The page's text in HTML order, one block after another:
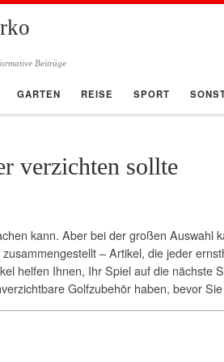
Beiträge
GARTEN REISE SPORT
verzichten sollte
kann. Aber bei der großen Auswahl
– Artikel, die jeder
helfen Ihnen, Ihr Spiel auf die nächste
Golfzubehör haben, bevor